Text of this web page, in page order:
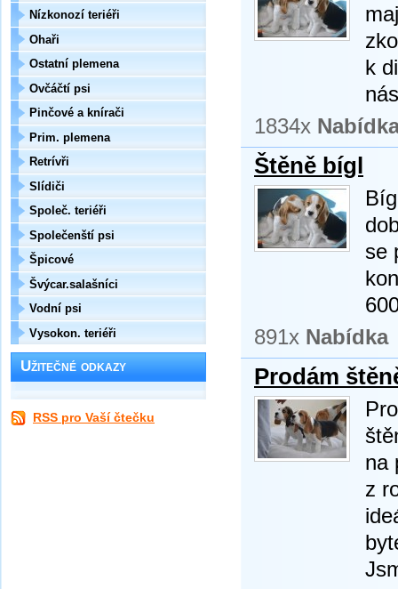
k
1834x
Štěně bígl
se
891x Nabídka
Prodám
na
z
Nízkonozí teriéři
Ohaři
Ostatní plemena
Ovčáčtí psi
Pinčové a knírači
Prim. plemena
Retrívři
Slídiči
Společ. teriéři
Společenští psi
Špicové
Švýcar.salašníci
Vodní psi
Vysokon. teriéři
Užitečné odkazy
RSS pro Vaší čtečku